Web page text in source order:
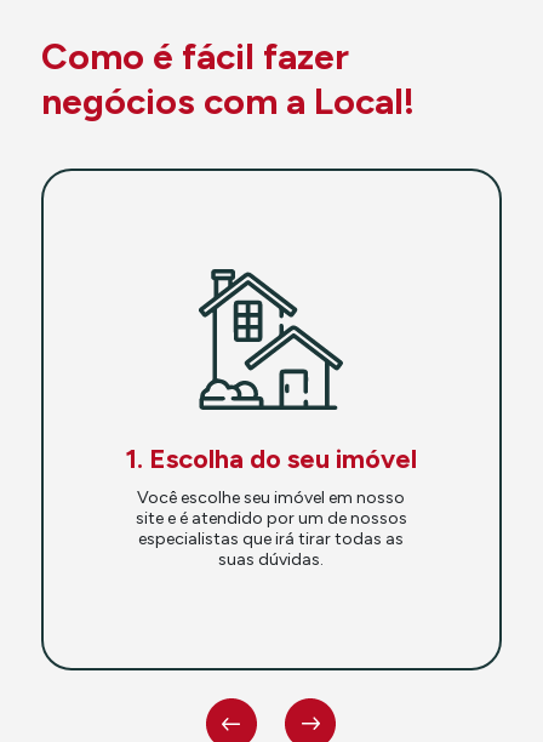
Como é fácil fazer
negócios com a Local!
1. Escolha do seu imóvel
Você escolhe seu imóvel em nosso
site e é atendido por um de nossos
especialistas que irá tirar todas as
suas dúvidas.